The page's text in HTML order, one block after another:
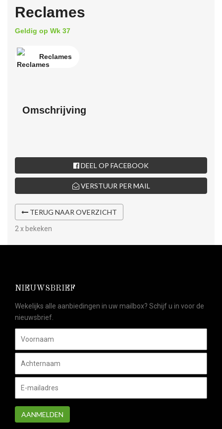
Reclames
Geldig op Wk 37
Reclames
Omschrijving
DEEL OP FACEBOOK
VERSTUUR PER MAIL
TERUG NAAR OVERZICHT
2 x bekeken
NIEUWSBRIEF
Wekelijks alle aanbiedingen in uw mailbox? Schijf u in voor de
nieuwsbrief.
AANMELDEN